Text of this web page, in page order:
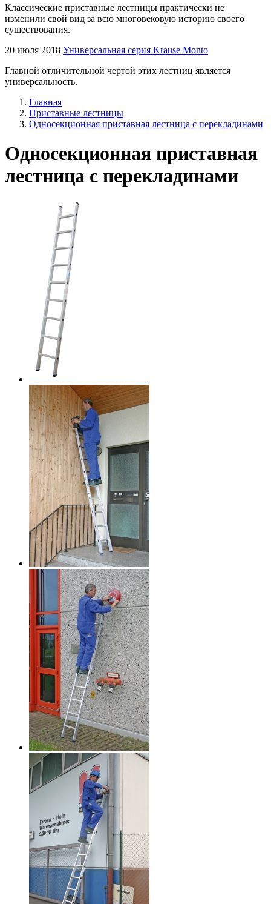
Классические приставные лестницы практически не
изменили свой вид за всю многовековую историю своего
существования.
20 июля 2018 Универсальная серия Krause Monto
Главной отличительной чертой этих лестниц является
универсальность.
Главная
Приставные лестницы
Односекционная приставная лестница с перекладинами
Односекционная приставная
лестница с перекладинами